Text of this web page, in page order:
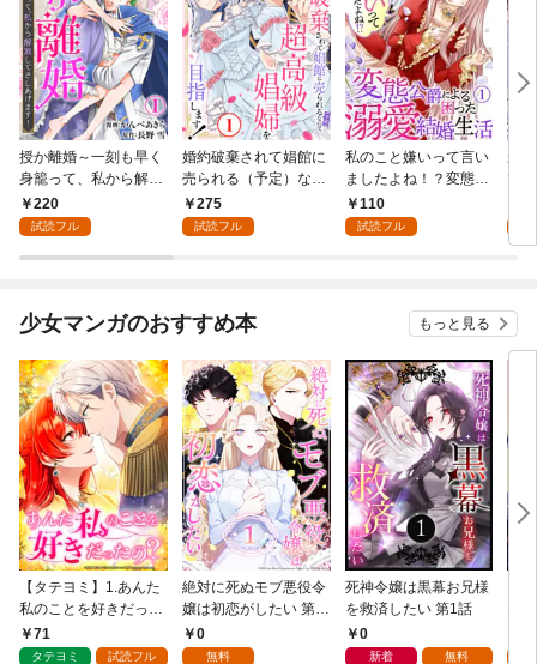
授か離婚～一刻も早く
身籠って、私から解放
してさしあげます！1
220
試読フル
婚約破棄されて娼館に
売られる（予定）なの
で、超高級娼婦を目指
します！1
275
試読フル
私のこと嫌いって言い
ましたよね！？変態公
爵による困った溺愛結
婚生活 1
110
試読フル
未
で
少女マンガのおすすめ本 もっと見る
【タテヨミ】1.あんた
私のことを好きだった
の？
71
タテヨミ 試読フル
絶対に死ぬモブ悪役令
嬢は初恋がしたい 第1
話0
無料
死神令嬢は黒幕お兄様
を救済したい 第1話
0
新着 無料
な